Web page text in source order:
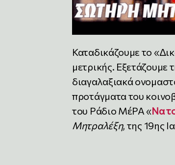
Καταδικάζουμε το
μετρικής.
διαγαλαξιακά
προτάγματα του
του Ράδιο ΜέΡΑ «Να
Μητραλέξη, της 19ης